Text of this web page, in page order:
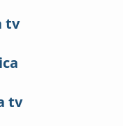
tv
tv